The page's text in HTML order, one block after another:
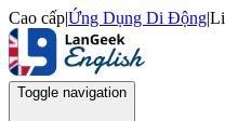
Cao cấp|Ứng Dụng Di Động|
Toggle navigation